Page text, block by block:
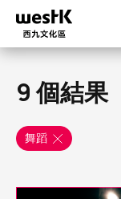
主
9 個結果
舞蹈